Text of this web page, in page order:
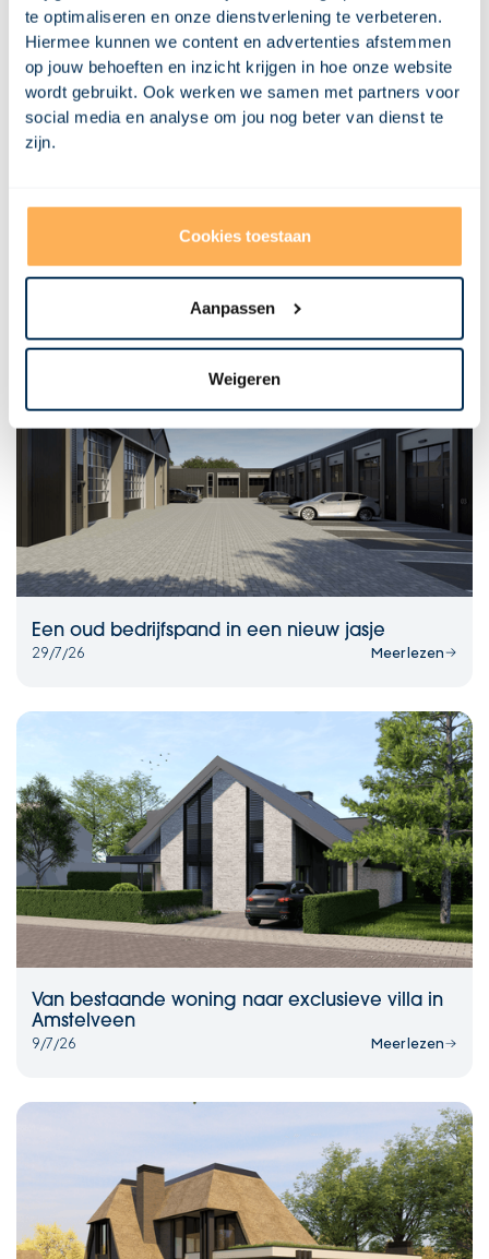
te optimaliseren en onze dienstverlening te verbeteren.
Hiermee kunnen we content en advertenties afstemmen
op jouw behoeften en inzicht krijgen in hoe onze website
wordt gebruikt. Ook werken we samen met partners voor
social media en analyse om jou nog beter van dienst te
zijn.
Cookies toestaan
Aanpassen
Weigeren
hele proces zonder problemen, en kan de verbouwing binnenkort
van start gaan. Ben je benieuwd naar een van onze andere
transformaties? Lees dan:Vastgoedtransformatie: bedrijfspand
met bovenwoning naar 4 appartementen in Veenendaal | Visional
Misschien vind je dit ook
Bekijk al onze projecten
Een oud bedrijfspand in een nieuw jasje
29/7/26
Meer lezen
Van bestaande woning naar exclusieve villa in
Amstelveen
9/7/26
Meer lezen